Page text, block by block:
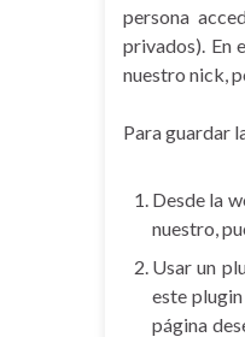
persona
privados). En
nuestro nick,
Para guardar
Desde la
nuestro,
Usar un
este
página